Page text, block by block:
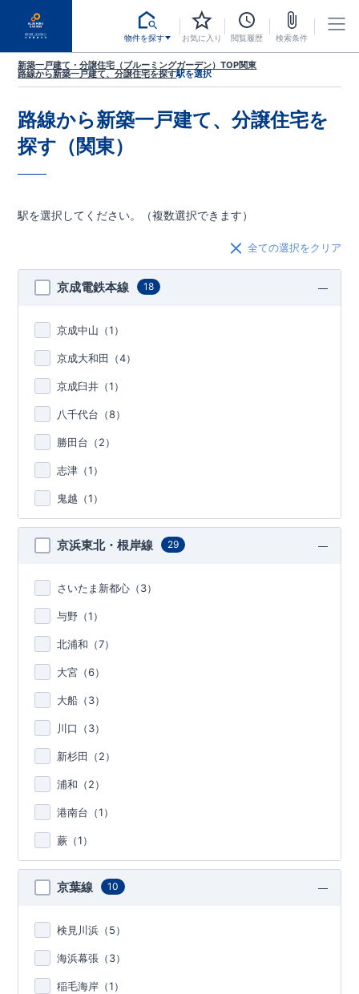
物件を探す お気に入り 閲覧履歴 検索条件
新築一戸建て・分譲住宅（ブルーミングガーデン）TOP関東
路線から新築一戸建て、分譲住宅を探す駅を選択
路線から新築一戸建て、分譲住宅を
探す（関東）
駅を選択してください。（複数選択できます）
全ての選択をクリア
京成電鉄本線 18
京成中山（1）
京成大和田（4）
京成臼井（1）
八千代台（8）
勝田台（2）
志津（1）
鬼越（1）
京浜東北・根岸線 29
さいたま新都心（3）
与野（1）
北浦和（7）
大宮（6）
大船（3）
川口（3）
新杉田（2）
浦和（2）
港南台（1）
蕨（1）
京葉線 10
検見川浜（5）
海浜幕張（3）
稲毛海岸（1）